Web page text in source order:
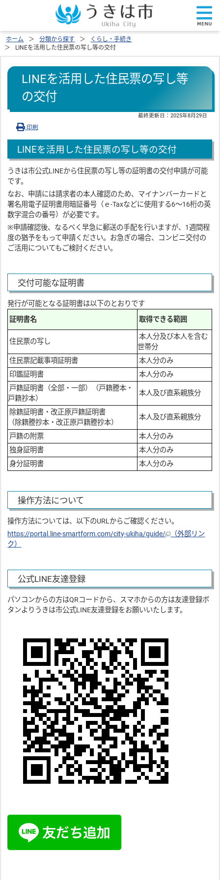
ホーム 分類から探す
くらし・手続き
LINEを活用した住民票の写し等の交付
LINEを活用した住民票の写し等
の交付
最終更新日：2025年8月29日
印刷
LINEを活用した住民票の写し等の交付
うきは市公式LINEから住民票の写し等の証明書の交付申請が可能
です。
なお、申請には請求者の本人確認のため、マイナンバーカードと
署名用電子証明書用暗証番号（ｅ-Taxなどに使用する6～16桁の英
数字混合の番号）が必要です。
※申請確認後、なるべく早急に郵送の手配を行いますが、1週間程
度の猶予をもって申請ください。お急ぎの場合、コンビニ交付の
ご活用についてもご検討ください。
交付可能な証明書
発行が可能となる証明書は以下のとおりです
証明書名
取得できる範囲
住民票の写し
本人分及び本人を含む
世帯分
住民票記載事項証明書
本人分のみ
印鑑証明書
本人分のみ
戸籍証明書（全部・一部）（戸籍謄本・
戸籍抄本）
本人及び直系親族分
除籍証明書・改正原戸籍証明書
（除籍謄抄本・改正原戸籍謄抄本）
本人及び直系親族分
戸籍の附票
本人分のみ
独身証明書
本人分のみ
身分証明書
本人分のみ
操作方法について
操作方法については、以下のURLからご確認ください。
https://portal.line-smartform.com/city-ukiha/guide/
（外部リン
ク）
公式LINE友達登録
パソコンからの方はQRコードから、スマホからの方は友達登録ボ
タンよりうきは市公式LINE友達登録をお願いいたします。